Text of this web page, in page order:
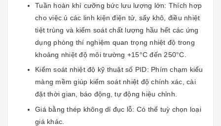
Tuần hoàn khí cưỡng bức lưu lượng lớn: Thích hợp
cho việc ủ các linh kiện điện tử, sấy khô, điều nhiệt
tiệt trùng và kiểm soát chất lượng hầu hết các ứng
dụng phòng thí nghiệm quan trọng nhiệt độ trong
khoảng nhiệt độ môi trường +15°C đến 250°C.
Kiểm soát nhiệt độ kỹ thuật số PID: Phím chạm kiểu
màng mềm giúp kiểm soát nhiệt độ chính xác, cài
đặt thời gian, báo động, tự động hiệu chỉnh.
Giá bằng thép không dỉ đục lỗ: Có thể tuỳ chọn loại
giá khác.